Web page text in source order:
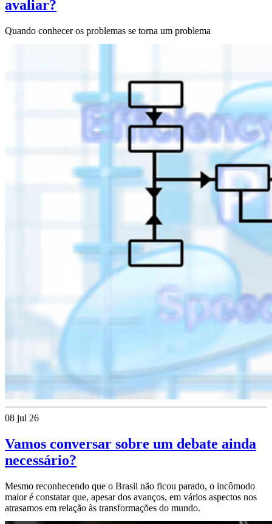
avaliar?
Quando conhecer os problemas se torna um problema
08 jul 26
Vamos conversar sobre um debate ainda
necessário?
Mesmo reconhecendo que o Brasil não ficou parado, o incômodo
maior é constatar que, apesar dos avanços, em vários aspectos nos
atrasamos em relação às transformações do mundo.